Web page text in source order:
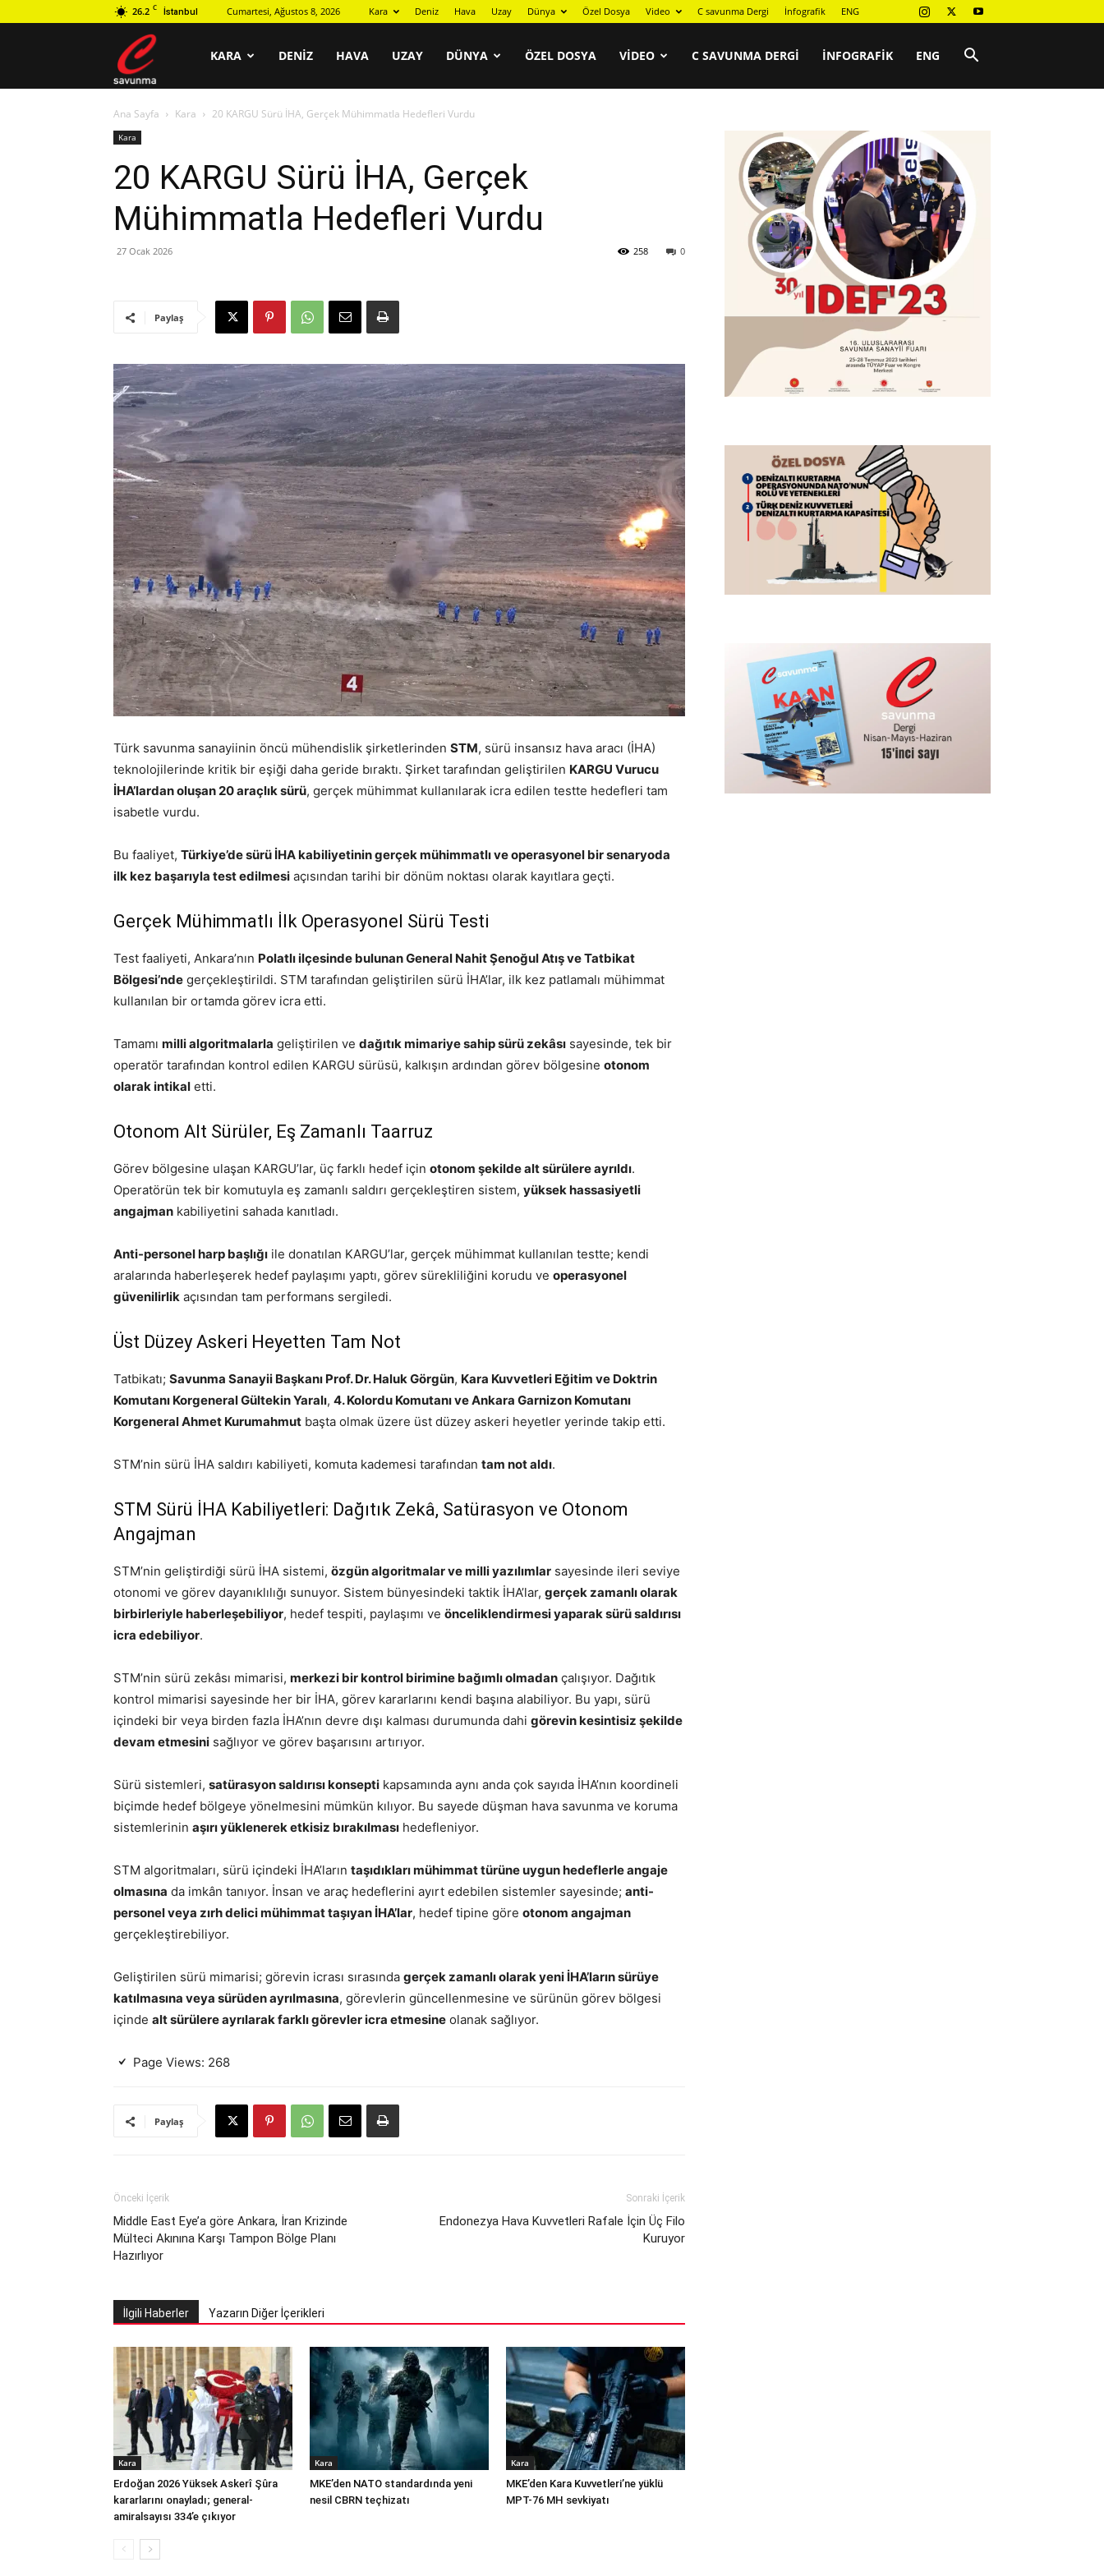
26.2 C İstanbul Cumartesi, Ağustos 8, 2026 Kara Deniz Hava Uzay Dünya Özel Dosya Video C savunma Dergi İnfografik ENG
savunma
KARA DENIZ HAVA UZAY DÜNYA ÖZEL DOSYA VIDEO C SAVUNMA DERGI İNFOGRAFIK ENG
Ana Sayfa Kara 20 KARGU Sürü İHA, Gerçek Mühimmatla Hedefleri Vurdu
Kara
20 KARGU Sürü İHA, Gerçek
Mühimmatla Hedefleri Vurdu
27 Ocak 2026 0
258
Paylaş
Türk savunma sanayiinin öncü mühendislik şirketlerinden STM, sürü insansız hava aracı (İHA)
teknolojilerinde kritik bir eşiği daha geride bıraktı. Şirket tarafından geliştirilen KARGU Vurucu
İHA’lardan oluşan 20 araçlık sürü, gerçek mühimmat kullanılarak icra edilen testte hedefleri tam
isabetle vurdu.
Bu faaliyet, Türkiye’de sürü İHA kabiliyetinin gerçek mühimmatlı ve operasyonel bir senaryoda
ilk kez başarıyla test edilmesi açısından tarihi bir dönüm noktası olarak kayıtlara geçti.
Gerçek Mühimmatlı İlk Operasyonel Sürü Testi
Test faaliyeti, Ankara’nın Polatlı ilçesinde bulunan General Nahit Şenoğul Atış ve Tatbikat
Bölgesi’nde gerçekleştirildi. STM tarafından geliştirilen sürü İHA’lar, ilk kez patlamalı mühimmat
kullanılan bir ortamda görev icra etti.
Tamamı milli algoritmalarla geliştirilen ve dağıtık mimariye sahip sürü zekâsı sayesinde, tek bir
operatör tarafından kontrol edilen KARGU sürüsü, kalkışın ardından görev bölgesine otonom
olarak intikal etti.
Otonom Alt Sürüler, Eş Zamanlı Taarruz
Görev bölgesine ulaşan KARGU’lar, üç farklı hedef için otonom şekilde alt sürülere ayrıldı.
Operatörün tek bir komutuyla eş zamanlı saldırı gerçekleştiren sistem, yüksek hassasiyetli
angajman kabiliyetini sahada kanıtladı.
Anti-personel harp başlığı ile donatılan KARGU’lar, gerçek mühimmat kullanılan testte; kendi
aralarında haberleşerek hedef paylaşımı yaptı, görev sürekliliğini korudu ve operasyonel
güvenilirlik açısından tam performans sergiledi.
Üst Düzey Askeri Heyetten Tam Not
Tatbikatı; Savunma Sanayii Başkanı Prof. Dr. Haluk Görgün, Kara Kuvvetleri Eğitim ve Doktrin
Komutanı Korgeneral Gültekin Yaralı, 4. Kolordu Komutanı ve Ankara Garnizon Komutanı
Korgeneral Ahmet Kurumahmut başta olmak üzere üst düzey askeri heyetler yerinde takip etti.
STM’nin sürü İHA saldırı kabiliyeti, komuta kademesi tarafından tam not aldı.
STM Sürü İHA Kabiliyetleri: Dağıtık Zekâ, Satürasyon ve Otonom
Angajman
STM’nin geliştirdiği sürü İHA sistemi, özgün algoritmalar ve milli yazılımlar sayesinde ileri seviye
otonomi ve görev dayanıklılığı sunuyor. Sistem bünyesindeki taktik İHA’lar, gerçek zamanlı olarak
birbirleriyle haberleşebiliyor, hedef tespiti, paylaşımı ve önceliklendirmesi yaparak sürü saldırısı
icra edebiliyor.
STM’nin sürü zekâsı mimarisi, merkezi bir kontrol birimine bağımlı olmadan çalışıyor. Dağıtık
kontrol mimarisi sayesinde her bir İHA, görev kararlarını kendi başına alabiliyor. Bu yapı, sürü
içindeki bir veya birden fazla İHA’nın devre dışı kalması durumunda dahi görevin kesintisiz şekilde
devam etmesini sağlıyor ve görev başarısını artırıyor.
Sürü sistemleri, satürasyon saldırısı konsepti kapsamında aynı anda çok sayıda İHA’nın koordineli
biçimde hedef bölgeye yönelmesini mümkün kılıyor. Bu sayede düşman hava savunma ve koruma
sistemlerinin aşırı yüklenerek etkisiz bırakılması hedefleniyor.
STM algoritmaları, sürü içindeki İHA’ların taşıdıkları mühimmat türüne uygun hedeflerle angaje
olmasına da imkân tanıyor. İnsan ve araç hedeflerini ayırt edebilen sistemler sayesinde; anti-
personel veya zırh delici mühimmat taşıyan İHA’lar, hedef tipine göre otonom angajman
gerçekleştirebiliyor.
Geliştirilen sürü mimarisi; görevin icrası sırasında gerçek zamanlı olarak yeni İHA’ların sürüye
katılmasına veya sürüden ayrılmasına, görevlerin güncellenmesine ve sürünün görev bölgesi
içinde alt sürülere ayrılarak farklı görevler icra etmesine olanak sağlıyor.
Page Views: 268
Paylaş
Önceki İçerik
Middle East Eye’a göre Ankara, İran Krizinde
Mülteci Akınına Karşı Tampon Bölge Planı
Hazırlıyor
Sonraki İçerik
Endonezya Hava Kuvvetleri Rafale İçin Üç Filo
Kuruyor
İlgili Haberler Yazarın Diğer İçerikleri
Kara
Erdoğan 2026 Yüksek Askerî Şûra
kararlarını onayladı; general-
amiralsayısı 334’e çıkıyor
Kara
MKE’den NATO standardında yeni
nesil CBRN teçhizatı
Kara
MKE’den Kara Kuvvetleri’ne yüklü
MPT-76 MH sevkiyatı